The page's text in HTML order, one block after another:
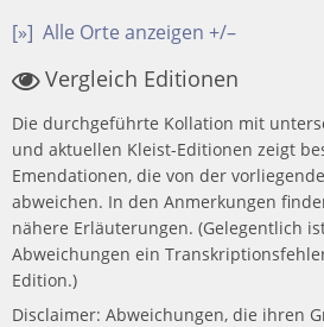
[»] Alle Orte anzeigen +/–
Vergleich Editionen
Die durchgeführte Kollation mit
und aktuellen Kleist-Editionen zeigt
Emendationen, die von der
abweichen. In den Anmerkungen
nähere Erläuterungen. (Gelegentlich
Abweichungen ein
Edition.)
Disclaimer: Abweichungen, die ihren